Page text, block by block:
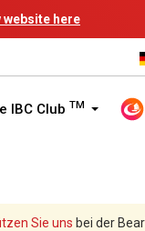
website here
IBC Club TM
Sie uns bei der